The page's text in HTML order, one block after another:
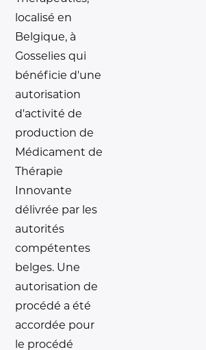
localisé en
Belgique, à
Gosselies qui
bénéficie d'une
autorisation
d'activité de
production de
Médicament de
Thérapie
Innovante
délivrée par les
autorités
compétentes
belges. Une
autorisation de
procédé a été
accordée pour
le procédé